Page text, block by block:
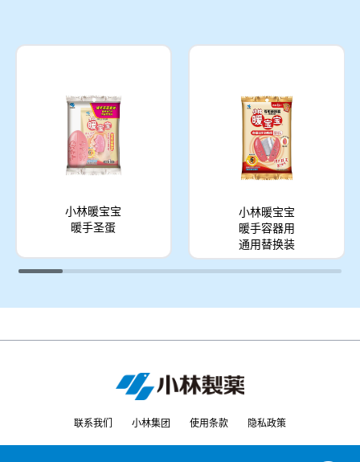
小林暖宝宝
暖手圣蛋
小林暖宝宝
暖手容器用
通用替换装
联系我们 小林集团 使用条款 隐私政策